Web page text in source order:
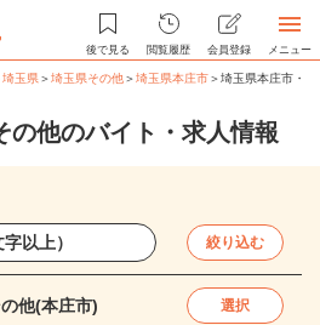
後で見る 閲覧履歴 会員登録 メニュー
埼玉県＞埼玉県その他＞埼玉県本庄市＞埼玉県本庄市・
の他のバイト・求人情報
絞り込む
他(本庄市) 選択